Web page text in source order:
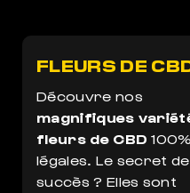
FLEURS DE
Découvre nos
magnifiques
fleurs de CBD 100%
légales. Le secret
succès ? Elles sont